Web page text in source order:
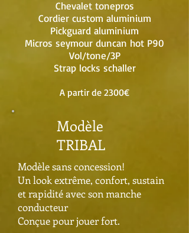
Chevalet tonepros
Cordier custom aluminium
Pickguard aluminium
Micros seymour duncan hot P90
Vol/tone/3P
Strap locks schaller
A partir de 2300€
Modèle
TRIBAL
Modèle sans concession!
Un look extrême, confort, sustain
et rapidité avec son manche
conducteur
Conçue pour jouer fort.